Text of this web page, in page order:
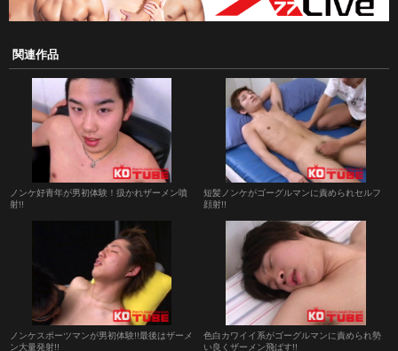
関連作品
ノンケ好青年が男初体験！扱かれザーメン噴
射!!
短髪ノンケがゴーグルマンに責められセルフ
顔射!!
ノンケスポーツマンが男初体験!!最後はザーメ
ン大量発射!!
色白カワイイ系がゴーグルマンに責められ勢
い良くザーメン飛ばす!!